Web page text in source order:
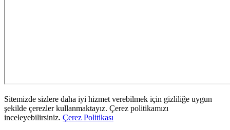
Sitemizde sizlere daha iyi hizmet verebilmek için gizliliğe uygun
şekilde çerezler kullanmaktayız. Çerez politikamızı
inceleyebilirsiniz. Çerez Politikası